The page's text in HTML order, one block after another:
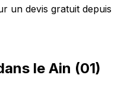
un devis gratuit depuis
le Ain (01)